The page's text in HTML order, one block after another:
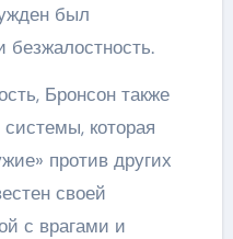
был
безжалостность.
Бронсон также
которая
против других
своей
с врагами и